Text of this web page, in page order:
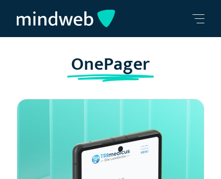
OnePager